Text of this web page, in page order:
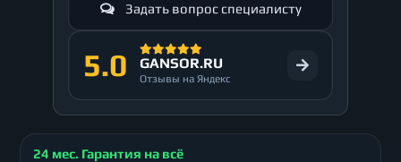
Задать вопрос специалисту
5.0 GANSOR.RU
Отзывы на Яндекс
24 мес. Гарантия на всё